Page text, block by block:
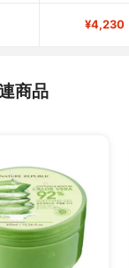
¥4,230
商品